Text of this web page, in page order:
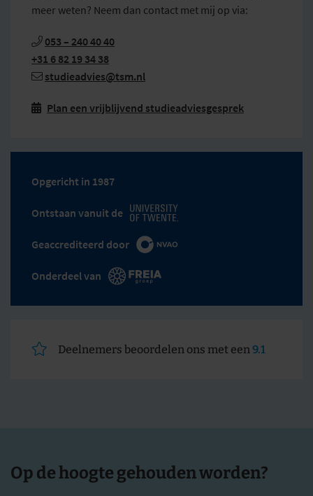
meer weten? Neem dan contact met mij op via:
053 – 240 40 40
+31 6 82 19 34 38
studieadvies@tsm.nl
 Plan een vrijblijvend studieadviesgesprek
Opgericht in 1987
Ontstaan vanuit de
Geaccrediteerd door
Onderdeel van
Deelnemers beoordelen ons met een9.1
Op de hoogte gehouden worden?